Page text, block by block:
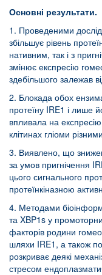
Основні результати.
1. Проведеними
збільшує рівень
нативним, так і з
змінює експресію
здебільшого залежав
2. Блокада обох
протеїну IRE1 і лише
впливала на
клітинах гліоми
3. Виявлено, що
за умов пригнічення
цього сигнального
протеїнкіназною
4. Методами
та XBP1s у
факторів родини
шляхи IRE1, а також
розкриває деякі
стресом